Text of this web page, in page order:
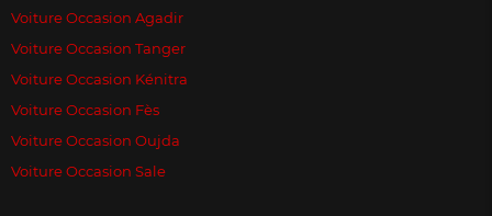
Voiture Occasion Agadir
Voiture Occasion Tanger
Voiture Occasion Kénitra
Voiture Occasion Fès
Voiture Occasion Oujda
Voiture Occasion Sale